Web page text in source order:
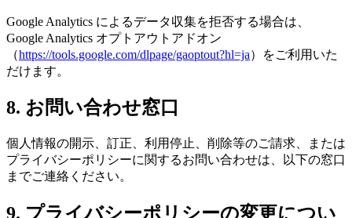
Google Analytics によるデータ収集を拒否する場合は、
Google Analytics オプトアウトアドオン
（https://tools.google.com/dlpage/gaoptout?hl=ja）をご利用いた
だけます。
8. お問い合わせ窓口
個人情報の開示、訂正、利用停止、削除等のご請求、または
プライバシーポリシーに関するお問い合わせは、以下の窓口
までご連絡ください。
9. プライバシーポリシーの変更につい